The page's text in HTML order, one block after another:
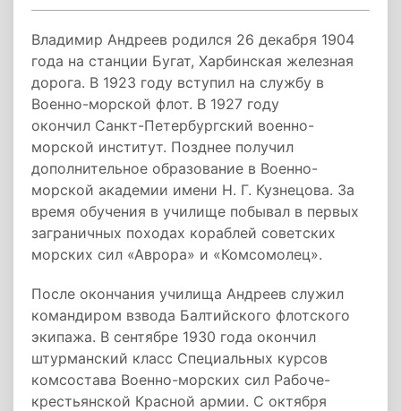
Владимир Андреев родился 26 декабря 1904
года на станции Бугат, Харбинская железная
дорога. В 1923 году вступил на службу в
Военно-морской флот. В 1927 году
окончил Санкт-Петербургский военно-
морской институт. Позднее получил
дополнительное образование в Военно-
морской академии имени Н. Г. Кузнецова. За
время обучения в училище побывал в первых
заграничных походах кораблей советских
морских сил «Аврора» и «Комсомолец».
После окончания училища Андреев служил
командиром взвода Балтийского флотского
экипажа. В сентябре 1930 года окончил
штурманский класс Специальных курсов
комсостава Военно-морских сил Рабоче-
крестьянской Красной армии. С октября